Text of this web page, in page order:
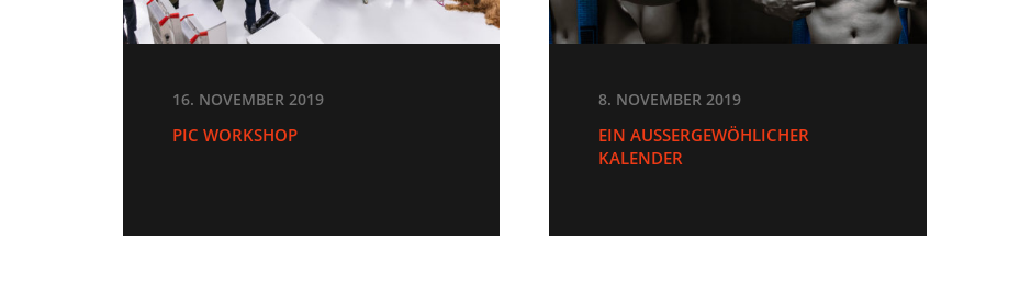
16. NOVEMBER 2019
PIC WORKSHOP
8. NOVEMBER 2019
EIN AUSSERGEWÖHLICHER K
ALENDER